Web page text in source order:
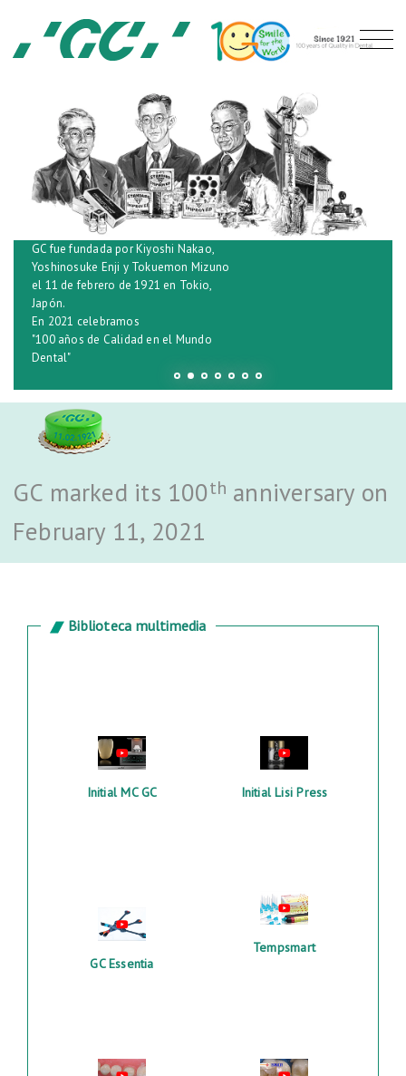
GC fue fundada por Kiyoshi Nakao,
Yoshinosuke Enji y Tokuemon Mizuno
el 11 de febrero de 1921 en Tokio,
Japón.
En 2021 celebramos
"100 años de Calidad en el Mundo
Dental"
GC marked its 100th anniversary on
February 11, 2021
Biblioteca multimedia
Initial MC GC Initial Lisi Press
GC Essentia
Tempsmart